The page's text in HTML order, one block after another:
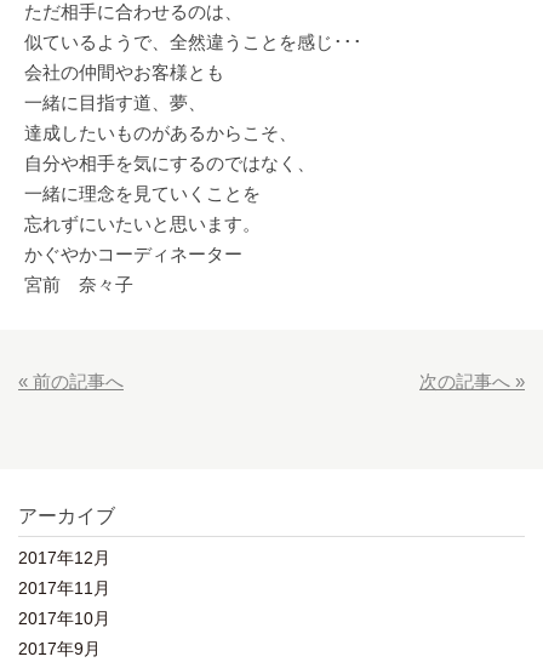
ただ相手に合わせるのは、
似ているようで、全然違うことを感じ･･･
会社の仲間やお客様とも
一緒に目指す道、夢、
達成したいものがあるからこそ、
自分や相手を気にするのではなく、
一緒に理念を見ていくことを
忘れずにいたいと思います。
かぐやかコーディネーター
宮前 奈々子
« 前の記事へ 次の記事へ »
アーカイブ
2017年12月
2017年11月
2017年10月
2017年9月